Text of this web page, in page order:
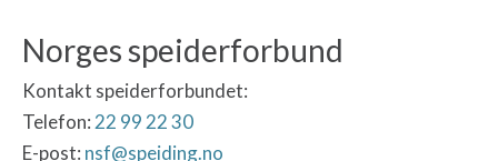
Norges speiderforbund
Kontakt speiderforbundet:
Telefon: 22 99 22 30
E-post: nsf@speiding.no